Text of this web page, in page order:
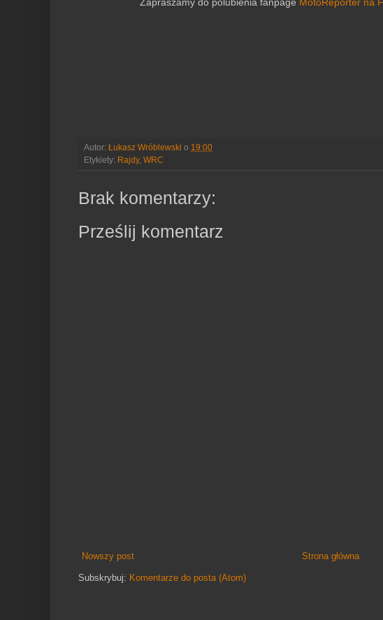
Zapraszamy do polubienia fanpage MotoReporter na
Autor: Łukasz Wróblewski o 19:00
Etykiety: Rajdy, WRC
Brak komentarzy:
Prześlij komentarz
Nowszy post Strona główna
Subskrybuj: Komentarze do posta (Atom)